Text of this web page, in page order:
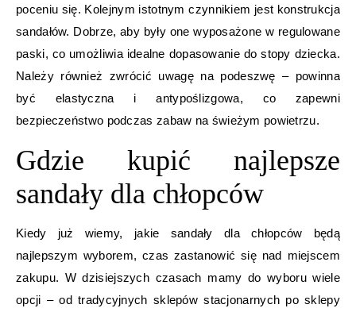
poceniu się. Kolejnym istotnym czynnikiem jest konstrukcja
sandałów. Dobrze, aby były one wyposażone w regulowane
paski, co umożliwia idealne dopasowanie do stopy dziecka.
Należy również zwrócić uwagę na podeszwę – powinna
być elastyczna i antypoślizgowa, co zapewni
bezpieczeństwo podczas zabaw na świeżym powietrzu.
Gdzie kupić najlepsze
sandały dla chłopców
Kiedy już wiemy, jakie sandały dla chłopców będą
najlepszym wyborem, czas zastanowić się nad miejscem
zakupu. W dzisiejszych czasach mamy do wyboru wiele
opcji – od tradycyjnych sklepów stacjonarnych po sklepy